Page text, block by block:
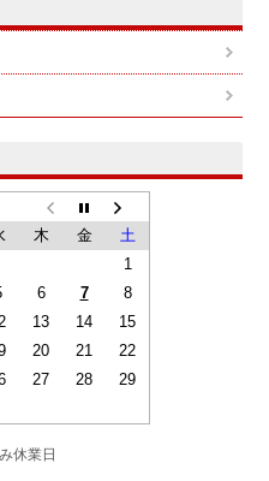
木 金
土
1
6 7
8
13 14
15
20 21
22
27 28
29
休業日